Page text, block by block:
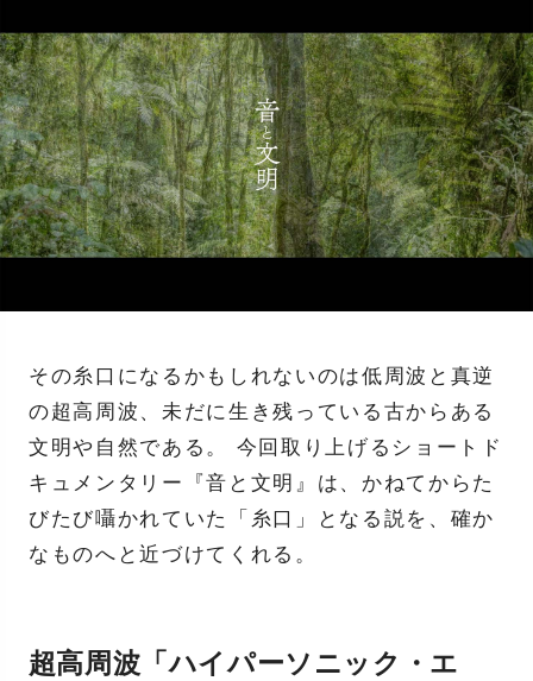
その糸口になるかもしれないのは低周波と真逆
の超高周波、未だに生き残っている古からある
文明や自然である。 今回取り上げるショートド
キュメンタリー『音と文明』は、かねてからた
びたび囁かれていた「糸口」となる説を、確か
なものへと近づけてくれる。
超高周波「ハイパーソニック・エ